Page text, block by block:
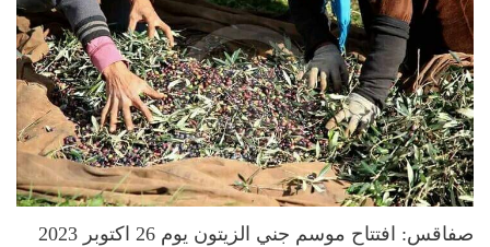
صفاقس: افتتاح موسم جني الزيتون يوم 26 اكتوبر 2023